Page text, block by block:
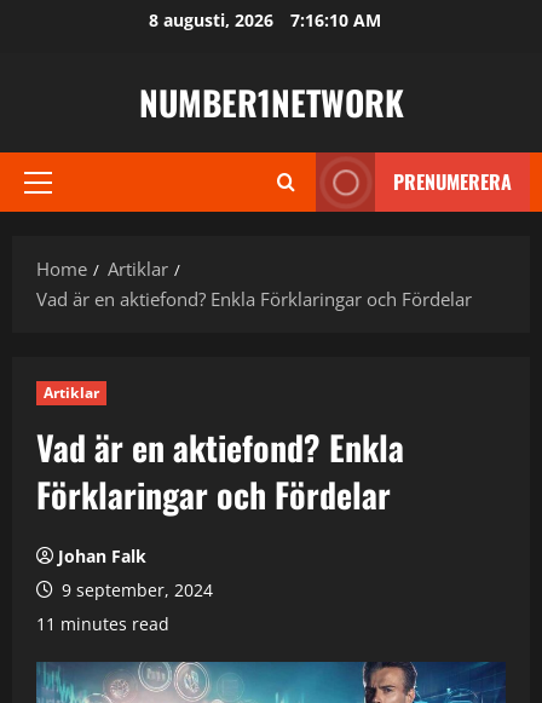
8 augusti, 2026 7:16:11 AM
NUMBER1NETWORK
Primary
PRENUMERERA
Home
Artiklar
Vad är en aktiefond? Enkla Förklaringar och Fördelar
Artiklar
Vad är en aktiefond? Enkla
Förklaringar och Fördelar
Johan Falk
9 september, 2024
11 minutes read